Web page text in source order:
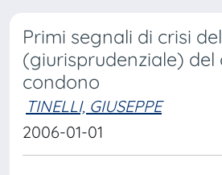
Primi segnali di crisi
(giurisprudenziale) del
condono
TINELLI, GIUSEPPE
2006-01-01